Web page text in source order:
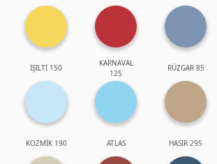
IŞILTI 150
KARNAVAL
125
RÜZGAR 85
KOZMİK 190 ATLAS HASIR 295